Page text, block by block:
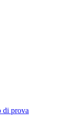
di prova